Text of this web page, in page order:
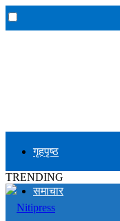
गृहपृष्ठ
समाचार
TRENDING